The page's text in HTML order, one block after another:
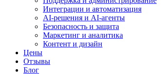
Интеграции и автоматизация
AI-решения и AI-агенты
Безопасность и защита
Маркетинг и аналитика
Контент и дизайн
Цены
Отзывы
Блог